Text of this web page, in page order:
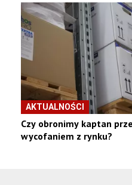
AKTUALNOŚCI
Czy obronimy kaptan
wycofaniem z rynku?